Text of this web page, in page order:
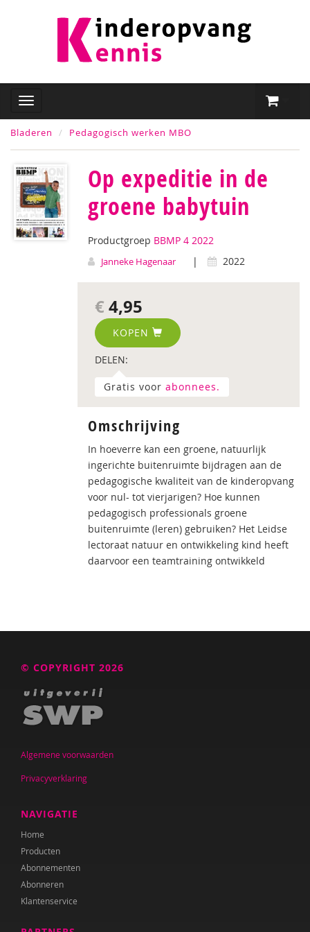
Bladeren Pedagogisch werken MBO
Op expeditie in de
groene babytuin
Productgroep BBMP 4 2022
Janneke Hagenaar | 2022
€ 4,95
KOPEN
DELEN:
Gratis voor abonnees.
Omschrijving
In hoeverre kan een groene, natuurlijk
ingerichte buitenruimte bijdragen aan de
pedagogische kwaliteit van de kinderopvang
voor nul- tot vierjarigen? Hoe kunnen
pedagogisch professionals groene
buitenruimte (leren) gebruiken? Het Leidse
lectoraat natuur en ontwikkeling kind heeft
daarvoor een teamtraining ontwikkeld
© COPYRIGHT 2026
Algemene voorwaarden
Privacyverklaring
NAVIGATIE
Home
Producten
Abonnementen
Abonneren
Klantenservice